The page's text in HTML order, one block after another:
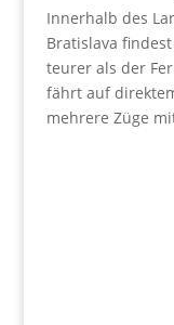
Innerhalb des
Bratislava
teurer als der
fährt auf
mehrere Züge